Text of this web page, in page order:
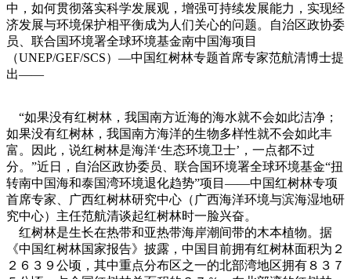
中，如何贯彻落实科学发展观，增强可持续发展能力，实现经
济发展与环境保护相平衡成为人们关心的问题。自治区政协委
员、联合国环境署全球环境基金南中国海项目
（UNEP/GEF/SCS）—中国红树林专题首席专家范航清博士提
出——
“如果没有红树林，我国南方近海的海水就不会如此洁净；
如果没有红树林，我国南方海洋的生物多样性就不会如此丰
富。因此，说红树林是海洋‘生态环境卫士’，一点都不过
分。”近日，自治区政协委员、联合国环境署全球环境基金“扭
转南中国海和泰国湾环境退化趋势”项目——中国红树林专项
首席专家、广西红树林研究中心（广西海洋环境与滨海湿地研
究中心）主任范航清谈起红树林时一脸兴奋。
红树林是生长在热带和亚热带海岸潮间带的木本植物。据
《中国红树林国家报告》披露，中国目前拥有红树林面积为２
２６３９公顷，其中重点分布区之一的北部湾地区拥有８３７